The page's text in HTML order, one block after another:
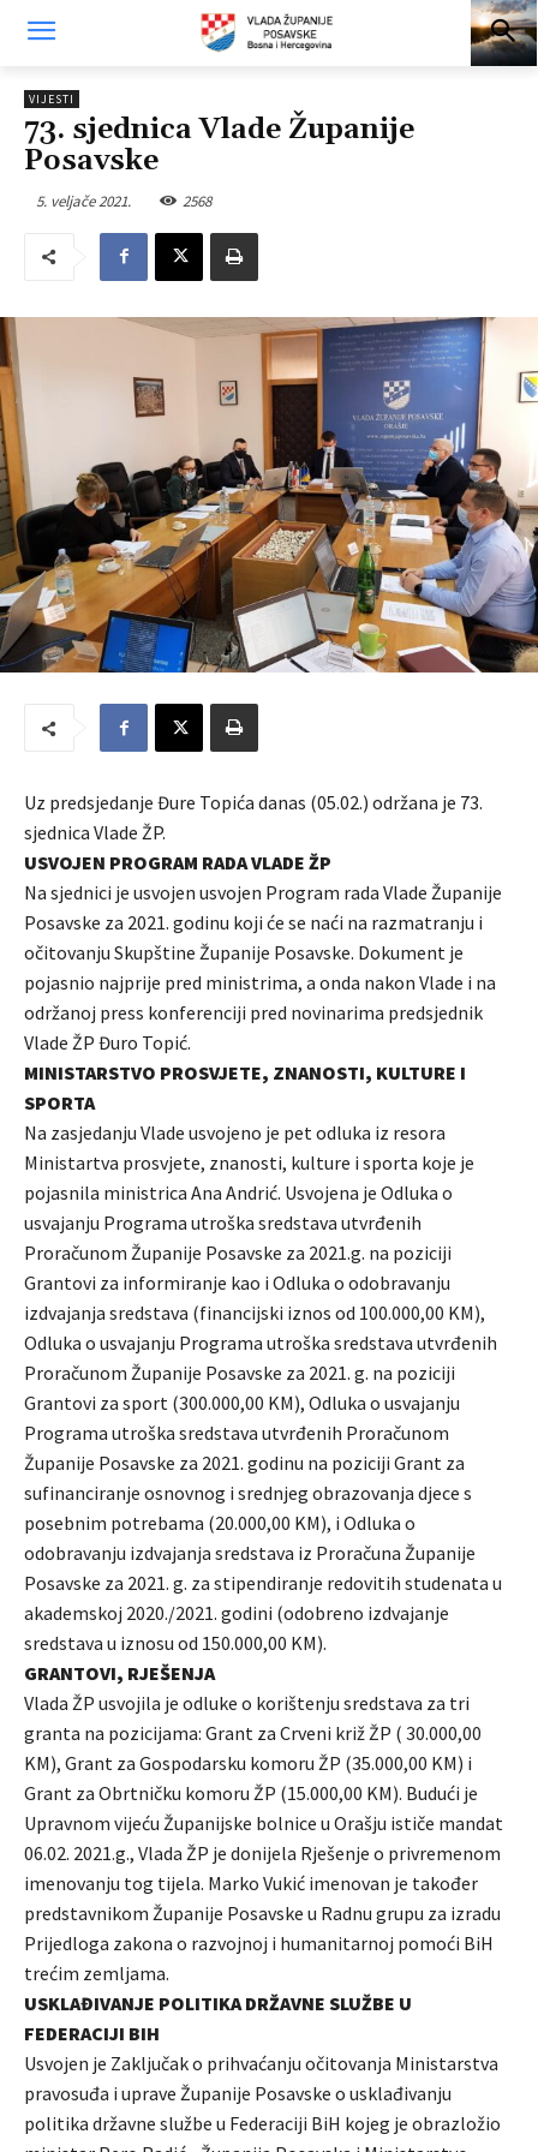
VIJESTI
73. sjednica Vlade Županije
Posavske
5. veljače 2021. 2568
Uz predsjedanje Đure Topića danas (05.02.) održana je 73.
sjednica Vlade ŽP.
USVOJEN PROGRAM RADA VLADE ŽP
Na sjednici je usvojen usvojen Program rada Vlade Županije
Posavske za 2021. godinu koji će se naći na razmatranju i
očitovanju Skupštine Županije Posavske. Dokument je
pojasnio najprije pred ministrima, a onda nakon Vlade i na
održanoj press konferenciji pred novinarima predsjednik
Vlade ŽP Đuro Topić.
MINISTARSTVO PROSVJETE, ZNANOSTI, KULTURE I
SPORTA
Na zasjedanju Vlade usvojeno je pet odluka iz resora
Ministartva prosvjete, znanosti, kulture i sporta koje je
pojasnila ministrica Ana Andrić. Usvojena je Odluka o
usvajanju Programa utroška sredstava utvrđenih
Proračunom Županije Posavske za 2021.g. na poziciji
Grantovi za informiranje kao i Odluka o odobravanju
izdvajanja sredstava (financijski iznos od 100.000,00 KM),
Odluka o usvajanju Programa utroška sredstava utvrđenih
Proračunom Županije Posavske za 2021. g. na poziciji
Grantovi za sport (300.000,00 KM), Odluka o usvajanju
Programa utroška sredstava utvrđenih Proračunom
Županije Posavske za 2021. godinu na poziciji Grant za
sufinanciranje osnovnog i srednjeg obrazovanja djece s
posebnim potrebama (20.000,00 KM), i Odluka o
odobravanju izdvajanja sredstava iz Proračuna Županije
Posavske za 2021. g. za stipendiranje redovitih studenata u
akademskoj 2020./2021. godini (odobreno izdvajanje
sredstava u iznosu od 150.000,00 KM).
GRANTOVI, RJEŠENJA
Vlada ŽP usvojila je odluke o korištenju sredstava za tri
granta na pozicijama: Grant za Crveni križ ŽP ( 30.000,00
KM), Grant za Gospodarsku komoru ŽP (35.000,00 KM) i
Grant za Obrtničku komoru ŽP (15.000,00 KM). Budući je
Upravnom vijeću Županijske bolnice u Orašju ističe mandat
06.02. 2021.g., Vlada ŽP je donijela Rješenje o privremenom
imenovanju tog tijela. Marko Vukić imenovan je također
predstavnikom Županije Posavske u Radnu grupu za izradu
Prijedloga zakona o razvojnoj i humanitarnoj pomoći BiH
trećim zemljama.
USKLAĐIVANJE POLITIKA DRŽAVNE SLUŽBE U
FEDERACIJI BIH
Usvojen je Zaključak o prihvaćanju očitovanja Ministarstva
pravosuđa i uprave Županije Posavske o usklađivanju
politika državne službe u Federaciji BiH kojeg je obrazložio